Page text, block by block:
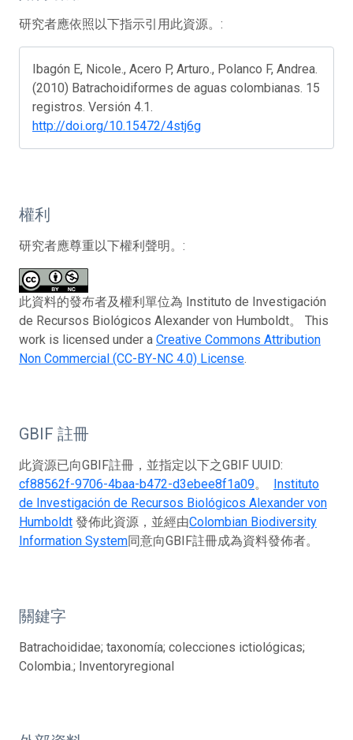
研究者應依照以下指示引用此資源。:
Ibagón E, Nicole., Acero P, Arturo., Polanco F, Andrea.
(2010) Batrachoidiformes de aguas colombianas. 15
registros. Versión 4.1.
http://doi.org/10.15472/4stj6g
權利
研究者應尊重以下權利聲明。:
此資料的發布者及權利單位為 Instituto de Investigación
de Recursos Biológicos Alexander von Humboldt。 This
work is licensed under a Creative Commons Attribution
Non Commercial (CC-BY-NC 4.0) License.
GBIF 註冊
此資源已向GBIF註冊，並指定以下之GBIF UUID:
cf88562f-9706-4baa-b472-d3ebee8f1a09。 Instituto
de Investigación de Recursos Biológicos Alexander von
Humboldt 發佈此資源，並經由Colombian Biodiversity
Information System同意向GBIF註冊成為資料發佈者。
關鍵字
Batrachoididae; taxonomía; colecciones ictiológicas;
Colombia.; Inventoryregional